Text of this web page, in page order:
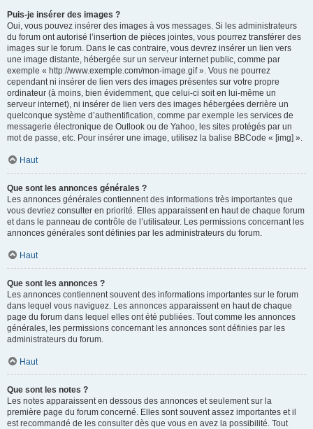
Puis-je insérer des images ?
Oui, vous pouvez insérer des images à vos messages. Si les administrateurs
du forum ont autorisé l’insertion de pièces jointes, vous pourrez transférer des
images sur le forum. Dans le cas contraire, vous devrez insérer un lien vers
une image distante, hébergée sur un serveur internet public, comme par
exemple « http://www.exemple.com/mon-image.gif ». Vous ne pourrez
cependant ni insérer de lien vers des images présentes sur votre propre
ordinateur (à moins, bien évidemment, que celui-ci soit en lui-même un
serveur internet), ni insérer de lien vers des images hébergées derrière un
quelconque système d’authentification, comme par exemple les services de
messagerie électronique de Outlook ou de Yahoo, les sites protégés par un
mot de passe, etc. Pour insérer une image, utilisez la balise BBCode « [img] ».
Haut
Que sont les annonces générales ?
Les annonces générales contiennent des informations très importantes que
vous devriez consulter en priorité. Elles apparaissent en haut de chaque forum
et dans le panneau de contrôle de l’utilisateur. Les permissions concernant les
annonces générales sont définies par les administrateurs du forum.
Haut
Que sont les annonces ?
Les annonces contiennent souvent des informations importantes sur le forum
dans lequel vous naviguez. Les annonces apparaissent en haut de chaque
page du forum dans lequel elles ont été publiées. Tout comme les annonces
générales, les permissions concernant les annonces sont définies par les
administrateurs du forum.
Haut
Que sont les notes ?
Les notes apparaissent en dessous des annonces et seulement sur la
première page du forum concerné. Elles sont souvent assez importantes et il
est recommandé de les consulter dès que vous en avez la possibilité. Tout